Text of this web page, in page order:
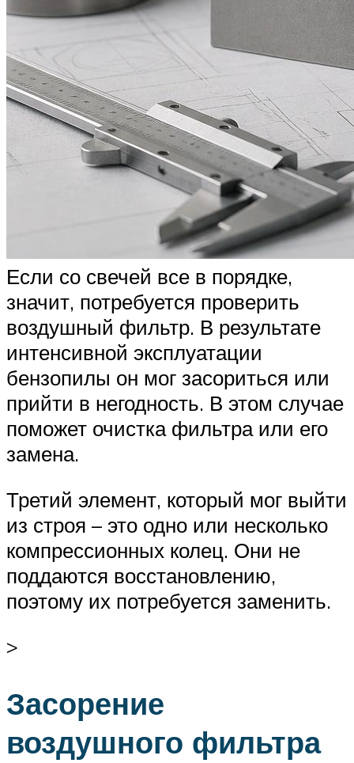
Если со свечей все в порядке,
значит, потребуется проверить
воздушный фильтр. В результате
интенсивной эксплуатации
бензопилы он мог засориться или
прийти в негодность. В этом случае
поможет очистка фильтра или его
замена.
Третий элемент, который мог выйти
из строя – это одно или несколько
компрессионных колец. Они не
поддаются восстановлению,
поэтому их потребуется заменить.
>
Засорение
воздушного фильтра